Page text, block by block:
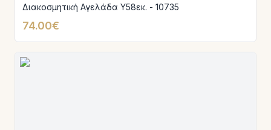
Διακοσμητική Αγελάδα Υ58εκ. - 10735
74.00€